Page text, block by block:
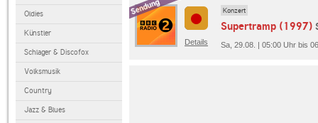
Oldies
Künstler
Schlager & Discofox
Volksmusik
Country
Jazz & Blues
Details
Konzert
Supertramp (1997)
Sa, 29.08. | 05:00 Uhr bis